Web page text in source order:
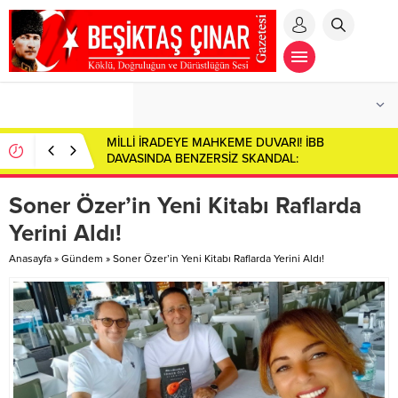
MİLLİ İRADEYE MAHKEME DUVARI! İBB
DAVASINDA BENZERSİZ SKANDAL:
CUMHURBAŞKANI ADAYI İMAMOĞLU SALONDAN
Soner Özer’in Yeni Kitabı Raflarda
Yerini Aldı!
Anasayfa » Gündem » Soner Özer’in Yeni Kitabı Raflarda Yerini Aldı!